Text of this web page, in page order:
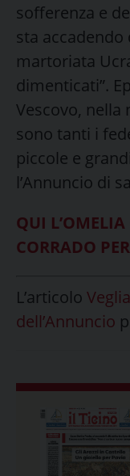
sofferenza e
sta accadendo
martoriata
dimenticati”.
Vescovo, nella
sono tanti i
piccole e
l’Annuncio di
QUI
CORRADO
L’articolo
dell’Annuncio